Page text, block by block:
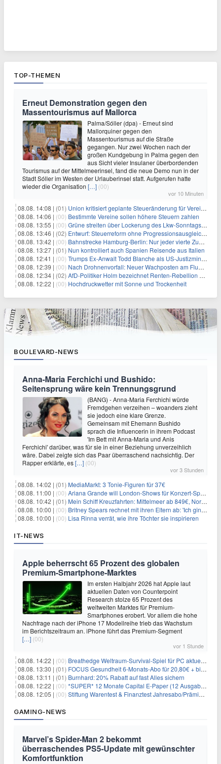
TOP-THEMEN
Erneut Demonstration gegen den
Massentourismus auf Mallorca
Palma/Sóller (dpa) - Erneut sind
Mallorquiner gegen den
Massentourismus auf die Straße
gegangen. Nur zwei Wochen nach der
großen Kundgebung in Palma gegen den
aus Sicht vieler Insulaner überbordenden
Tourismus auf der Mittelmeerinsel, fand die neue Demo nun in der
Stadt Sóller im Westen der Urlauberinsel statt. Aufgerufen hatte
wieder die Organisation […] (00)
vor 10 Minuten
08.08. 14:08 | (01) Union kritisiert geplante Steueränderung für Vereine
08.08. 14:06 | (00) Bestimmte Vereine sollen höhere Steuern zahlen
08.08. 13:55 | (00) Grüne streiten über Lockerung des Lkw-Sonntagsfahrverbots
08.08. 13:46 | (02) Entwurf: Steuerreform ohne Progressionsausgleich geplant
08.08. 13:42 | (00) Bahnstrecke Hamburg-Berlin: Nur jeder vierte Zug pünktlich
08.08. 13:27 | (01) Nun kontrolliert auch Spanien Reisende aus Italien
08.08. 12:41 | (00) Trumps Ex-Anwalt Todd Blanche als US-Justizminister bestätigt
08.08. 12:39 | (00) Nach Drohnenvorfall: Neuer Wachposten am Flughafen
08.08. 12:34 | (02) AfD-Politiker Holm bezeichnet Renten-Rebellion als "Rollenspiel"
08.08. 12:22 | (00) Hochdruckwetter mit Sonne und Trockenheit
BOULEVARD-NEWS
Anna-Maria Ferchichi und Bushido:
Seitensprung wäre kein Trennungsgrund
(BANG) - Anna-Maria Ferchichi würde
Fremdgehen verzeihen – woanders zieht
sie jedoch eine klare Grenze.
Gemeinsam mit Ehemann Bushido
sprach die Influencerin in ihrem Podcast
'Im Bett mit Anna-Maria und Anis
Ferchichi' darüber, was für sie in einer Beziehung unverzeihlich
wäre. Dabei zeigte sich das Paar überraschend nachsichtig. Der
Rapper erklärte, es[…] (00)
vor 3 Stunden
08.08. 14:02 | (01) MediaMarkt: 3 Tonie-Figuren für 37€
08.08. 11:00 | (00) Ariana Grande will London-Shows für Konzert-Special filmen
08.08. 10:42 | (01) Mein Schiff Kreuzfahrten: Mittelmeer ab 849€, Norwegen ab 999€ p.P.
08.08. 10:00 | (00) Britney Spears rechnet mit ihren Eltern ab: 'Ich ging zwei Monate lang auf die Knie und weinte'
08.08. 10:00 | (00) Lisa Rinna verrät, wie ihre Töchter sie inspirieren
IT-NEWS
Apple beherrscht 65 Prozent des globalen
Premium-Smartphone-Marktes
Im ersten Halbjahr 2026 hat Apple laut
aktuellen Daten von Counterpoint
Research stolze 65 Prozent des
weltweiten Marktes für Premium-
Smartphones erobert. Vor allem die hohe
Nachfrage nach der iPhone 17 Modellreihe trieb das Wachstum
im Berichtszeitraum an. iPhone führt das Premium-Segment
[…] (00)
vor 1 Stunde
08.08. 14:22 | (00) Breathedge Weltraum-Survival-Spiel für PC aktuell kostenlos bei Steam
08.08. 13:30 | (01) FOCUS Gesundheit 6-Monats-Abo für 20,80€ + bis zu 20€ Prämie
08.08. 13:11 | (01) Burnhard: 20% Rabatt auf fast Alles sichern
08.08. 12:22 | (00) *SUPER* 12 Monate Capital E-Paper (12 Ausgaben) für NUR 7€ (statt 80,04€)
08.08. 12:05 | (00) Stiftung Warentest & Finanztest Jahresabo/Prämienabo für 35€ + Buchprämie
GAMING-NEWS
Marvel’s Spider-Man 2 bekommt
überraschendes PS5-Update mit gewünschter
Komfortfunktion